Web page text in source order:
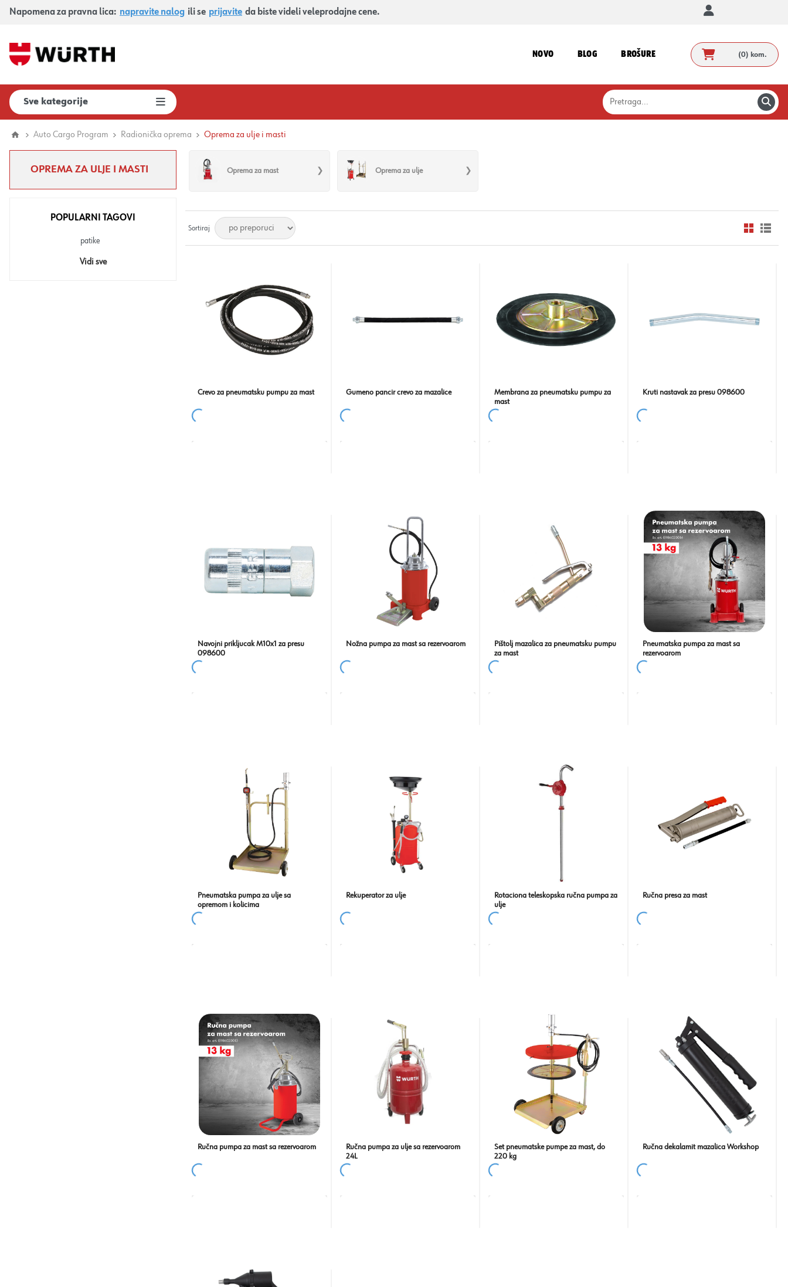
Napomena za pravna lica: napravite nalog ili se prijavite da biste videli veleprodajne cene.
NOVO BLOG BROŠURE (0) kom.
Sve kategorije
Auto Cargo Program Radionička oprema Oprema za ulje i masti
Oprema za mast Oprema za ulje
Sortiraj
Crevo za pneumatsku pumpu za mast Gumeno pancir crevo za mazalice
Membrana za pneumatsku pumpu za
mast
Kruti nastavak za presu 098600
Navojni prikljucak M10x1 za presu
098600
Nožna pumpa za mast sa rezervoarom
Pištolj mazalica za pneumatsku pumpu
za mast
Pneumatska pumpa za mast sa
rezervoarom
Pneumatska pumpa za ulje sa
opremom i kolicima
Rekuperator za ulje
Rotaciona teleskopska ručna pumpa za
ulje
Ručna presa za mast
Ručna pumpa za mast sa rezervoarom
Ručna pumpa za ulje sa rezervoarom
24L
Set pneumatske pumpe za mast, do
220 kg
Ručna dekalamit mazalica Workshop
OPREMA ZA ULJE I MASTI
POPULARNI TAGOVI
patike
Vidi sve